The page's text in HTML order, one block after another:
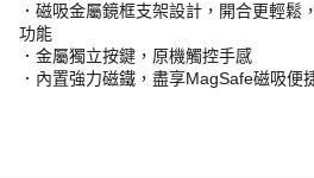
．磁吸金屬鏡框支架設計，開合更輕鬆
功能
．金屬獨立按鍵，原機觸控手感
．內置強力磁鐵，盡享MagSafe磁吸便